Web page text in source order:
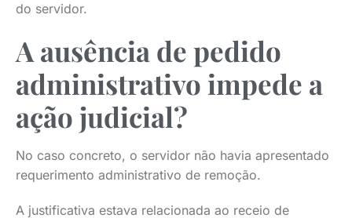
do servidor.
A ausência de pedido
administrativo impede a
ação judicial?
No caso concreto, o servidor não havia apresentado
requerimento administrativo de remoção.
A justificativa estava relacionada ao receio de